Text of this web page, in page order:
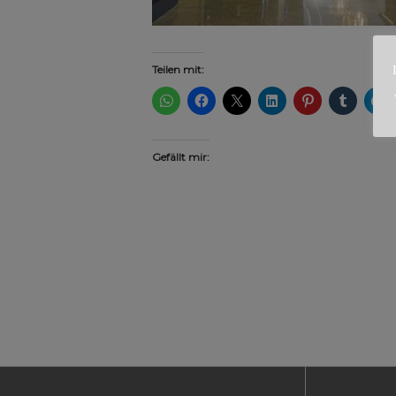
Teilen mit:
Gefällt mir: